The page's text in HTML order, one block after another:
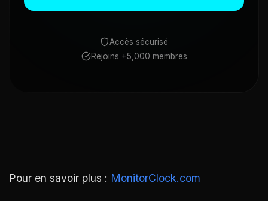
Accès sécurisé
Rejoins +5,000 membres
Pour en savoir plus : MonitorClock.com